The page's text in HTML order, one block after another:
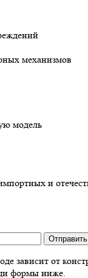
механизмов
модель
и
зависит от
формы ниже.